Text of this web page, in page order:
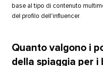
base al tipo di contenuto
del profilo dell'influencer.​​
Quanto valgono i
della spiaggia per i